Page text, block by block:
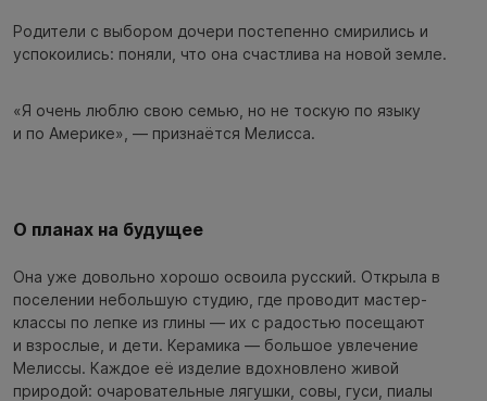
Родители с выбором дочери постепенно смирились и
успокоились: поняли, что она счастлива на новой земле.
«Я очень люблю свою семью, но не тоскую по языку
и по Америке», — признаётся Мелисса.
О планах на будущее
Она уже довольно хорошо освоила русский. Открыла в
поселении небольшую студию, где проводит мастер-
классы по лепке из глины — их с радостью посещают
и взрослые, и дети. Керамика — большое увлечение
Мелиссы. Каждое её изделие вдохновлено живой
природой: очаровательные лягушки, совы, гуси, пиалы